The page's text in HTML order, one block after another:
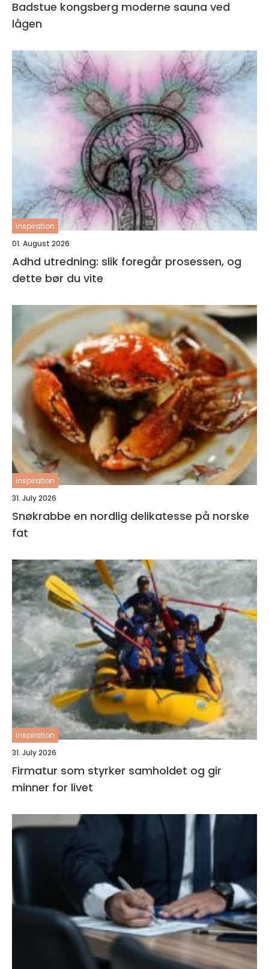
Badstue kongsberg moderne sauna ved
lågen
inspiration
01. August 2026
Adhd utredning: slik foregår prosessen, og
dette bør du vite
inspiration
31. July 2026
Snøkrabbe en nordlig delikatesse på norske
fat
inspiration
31. July 2026
Firmatur som styrker samholdet og gir
minner for livet